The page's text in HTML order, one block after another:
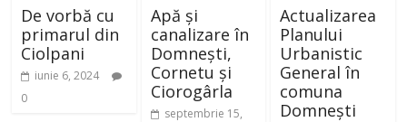
De vorbă cu
primarul din
Ciolpani
iunie 6, 2024
0
Apă și
canalizare în
Domnești,
Cornetu și
Ciorogârla
septembrie 15,
Actualizarea
Planului
Urbanistic
General în
comuna
Domnești